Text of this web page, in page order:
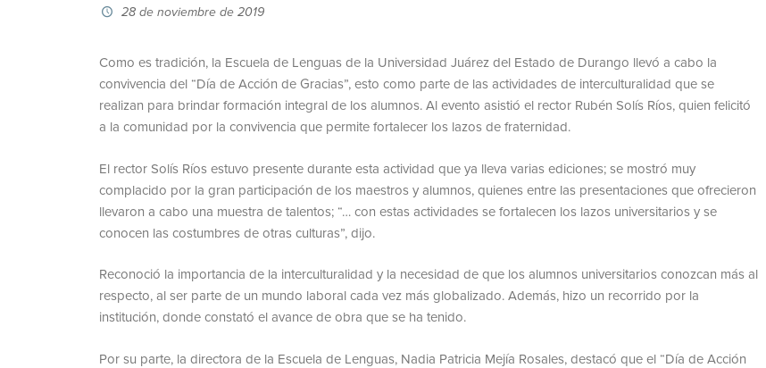
28 de noviembre de 2019
Como es tradición, la Escuela de Lenguas de la Universidad Juárez del Estado de Durango llevó a cabo la
convivencia del “Día de Acción de Gracias”, esto como parte de las actividades de interculturalidad que se
realizan para brindar formación integral de los alumnos. Al evento asistió el rector Rubén Solís Ríos, quien felicitó
a la comunidad por la convivencia que permite fortalecer los lazos de fraternidad.
El rector Solís Ríos estuvo presente durante esta actividad que ya lleva varias ediciones; se mostró muy
complacido por la gran participación de los maestros y alumnos, quienes entre las presentaciones que ofrecieron
llevaron a cabo una muestra de talentos; “… con estas actividades se fortalecen los lazos universitarios y se
conocen las costumbres de otras culturas”, dijo.
Reconoció la importancia de la interculturalidad y la necesidad de que los alumnos universitarios conozcan más al
respecto, al ser parte de un mundo laboral cada vez más globalizado. Además, hizo un recorrido por la
institución, donde constató el avance de obra que se ha tenido.
Por su parte, la directora de la Escuela de Lenguas, Nadia Patricia Mejía Rosales, destacó que el “Día de Acción